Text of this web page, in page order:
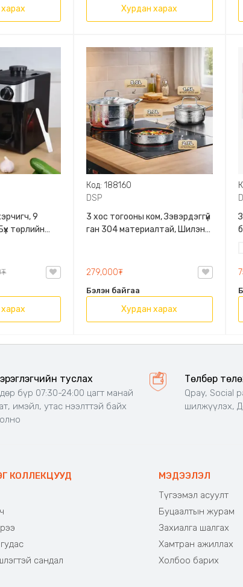
Хурдан харах
9
төрлийн
, DSP,
Код: 188160
DSP
3 хос тогооны ком, Зэвэрдэггүй
ган 304 материалтай, Шилэн
сав, 1.5л, 2.7л, 5л багтаамжтай
279,000₮
Бэлэн байгаа
Хурдан харах
туслах
бүр 07:30-24:00 цагт манай
имэйл, утас нээлттэй байх
Төлбөр
Qpay, Social
шилжүүлэх,
КОЛЛЕКЦУУД
сандал
МЭДЭЭЛЭЛ
Түгээмэл асуулт
Буцаалтын журам
Захиалга шалгах
Хамтран ажиллах
Холбоо барих